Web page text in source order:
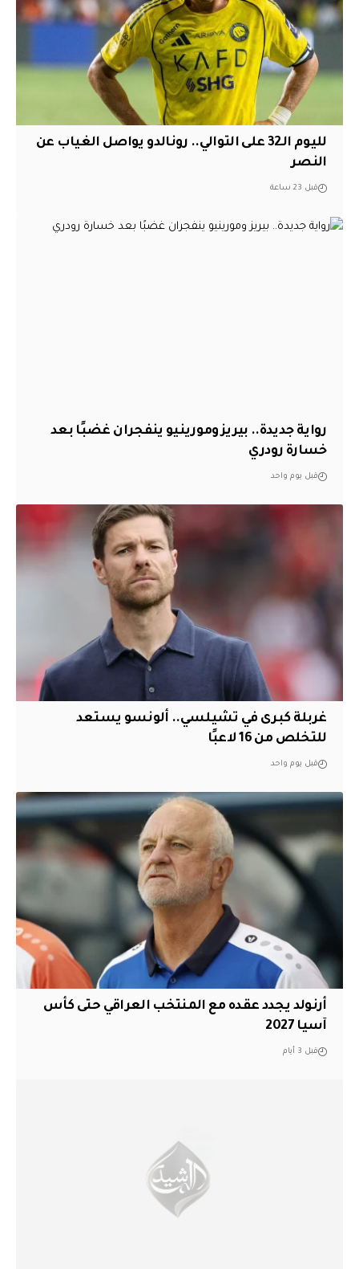
لليوم الـ32 على التوالي.. رونالدو يواصل الغياب عن
النصر
قبل 23 ساعة
رواية جديدة.. بيريز ومورينيو ينفجران غضبًا بعد
خسارة رودري
قبل يوم واحد
غربلة كبرى في تشيلسي.. ألونسو يستعد
للتخلص من 16 لاعبًا
قبل يوم واحد
أرنولد يجدد عقده مع المنتخب العراقي حتى كأس
آسيا 2027
قبل 3 أيام